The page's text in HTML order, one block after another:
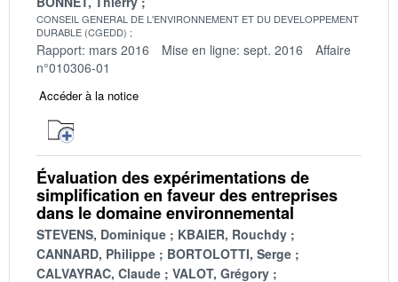
CONSEIL GENERAL DE L'ENVIRONNEMENT ET DU DEVELOPPEMENT
DURABLE (CGEDD)
Rapport: mars 2016 Mise en ligne: sept. 2016
Affaire
n°010306-01
Accéder à la notice
Évaluation des expérimentations de
simplification en faveur des entreprises
dans le domaine environnemental
STEVENS, Dominique
KBAIER, Rouchdy
CANNARD, Philippe
BORTOLOTTI, Serge
CALVAYRAC, Claude
VALOT, Grégory